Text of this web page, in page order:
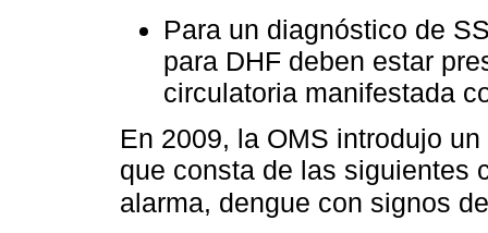
Para un diagnóstico de
para DHF deben estar
circulatoria manifestada
En 2009, la OMS introdujo
que consta de las siguientes
alarma, dengue con signos